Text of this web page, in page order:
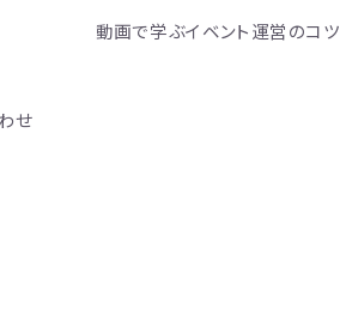
せ
動画で学ぶイベント運営のコツ